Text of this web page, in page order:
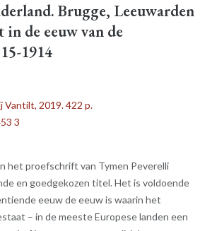
Brugge, Leeuwarden
de eeuw van de
1914
Vantilt, 2019. 422 p.
3
het proefschrift van Tymen Peverelli
en goedgekozen titel. Het is voldoende
eeuw de eeuw is waarin het
– in de meeste Europese landen een